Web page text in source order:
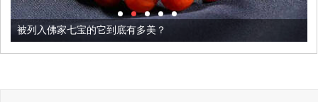
被列入佛家七宝的它到底有多美？